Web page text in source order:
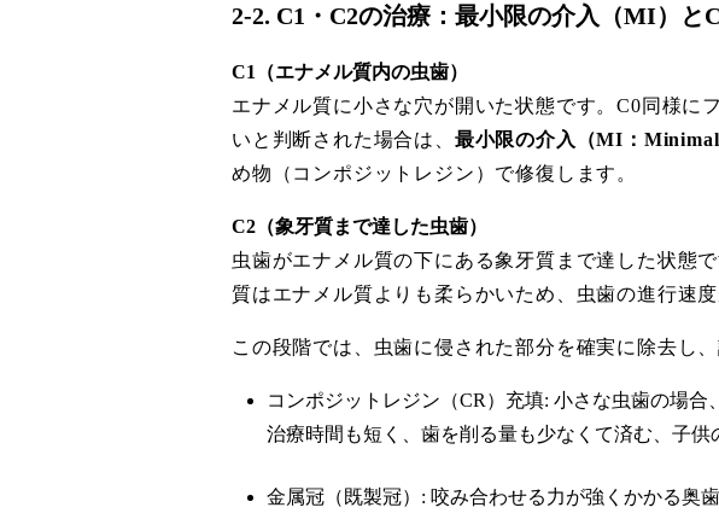
2-2. C1・C2の治療：最小限の介入（MI）と
C1（エナメル質内の虫歯）
エナメル質に小さな穴が開いた状態です。C0同様に
いと判断された場合は、 最小限の介入（MI：
め物（コンポジットレジン）で修復します。
C2（象牙質まで達した虫歯）
虫歯がエナメル質の下にある象牙質まで達した状態
質はエナメル質よりも柔らかいため、虫歯の進行速度
この段階では、虫歯に侵された部分を確実に除去し
コンポジットレジン（CR）充填: 小さな虫歯の場
治療時間も短く、歯を削る量も少なくて済む、子供
金属冠（既製冠）: 咬み合わせる力が強くかかる奥